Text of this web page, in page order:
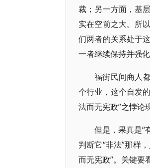
裁；另一方面，基
实在空前之大。所
们两者的关系处于
一者继续保持并强
福街民间商人
个行业，这个自发
法而无宪政”之悖论
但是，果真是“
判断它“非法”那样
而无宪政”。关键要